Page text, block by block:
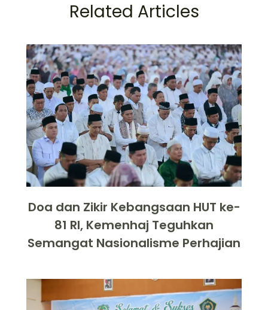
Related Articles
Doa dan Zikir Kebangsaan HUT ke-
81 RI, Kemenhaj Teguhkan
Semangat Nasionalisme Perhajian